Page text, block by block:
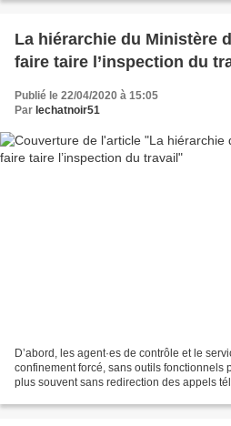
La hiérarchie du Ministère
faire taire l’inspection du
Publié le 22/04/2020 à 15:05
Par lechatnoir51
D’abord, les agent·es de contrôle et le
confinement forcé, sans outils fonctionnels
plus souvent sans redirection des appels